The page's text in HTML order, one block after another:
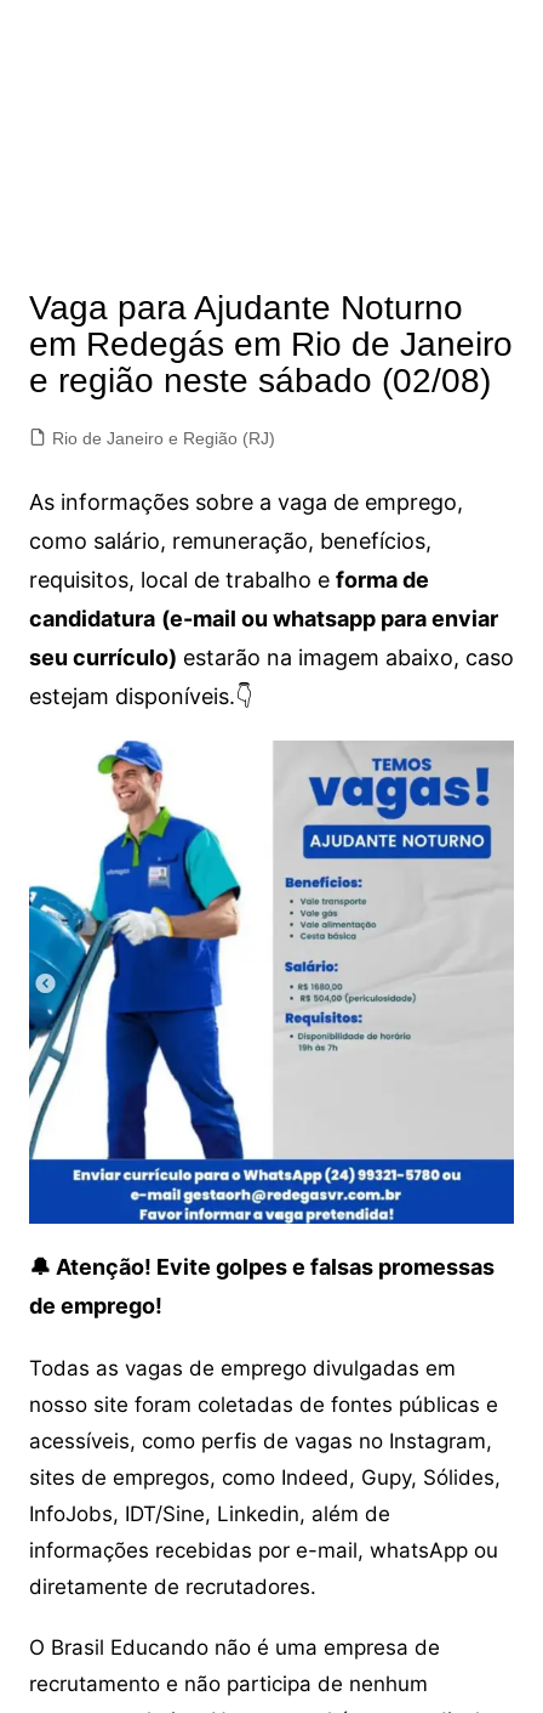
Vaga para Ajudante Noturno
em Redegás em Rio de Janeiro
e região neste sábado (02/08)
Rio de Janeiro e Região (RJ)
As informações sobre a vaga de emprego,
como salário, remuneração, benefícios,
requisitos, local de trabalho e forma de
candidatura (e-mail ou whatsapp para enviar
seu currículo) estarão na imagem abaixo, caso
estejam disponíveis.👇
🔔 Atenção! Evite golpes e falsas promessas
de emprego!
Todas as vagas de emprego divulgadas em
nosso site foram coletadas de fontes públicas e
acessíveis, como perfis de vagas no Instagram,
sites de empregos, como Indeed, Gupy, Sólides,
InfoJobs, IDT/Sine, Linkedin, além de
informações recebidas por e-mail, whatsApp ou
diretamente de recrutadores.
O Brasil Educando não é uma empresa de
recrutamento e não participa de nenhum